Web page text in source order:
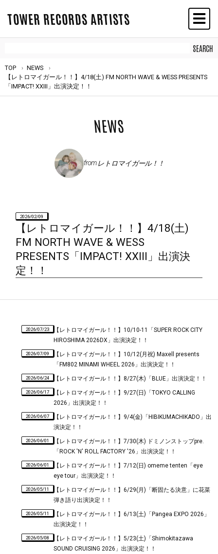
TOWER RECORDS ARTISTS
TOP
NEWS
【レトロマイガール！！】4/18(土) FM NORTH WAVE & WESS PRESENTS
「IMPACT! XXIII」出演決定！！
NEWS
from レトロマイガール！！
2026/02/09
【レトロマイガール！！】4/18(土)
FM NORTH WAVE & WESS
PRESENTS「IMPACT! XXIII」出演決
定！！
2026/07/23
【レトロマイガール！！】10/10-11「SUPER ROCK CITY
HIROSHIMA 2026DX」出演決定！！
2026/07/09
【レトロマイガール！！】10/12(月祝) Maxell presents
「FM802 MINAMI WHEEL 2026」出演決定！！
2026/06/24 【レトロマイガール！！】8/27(木)「BLUE」出演決定！！
2026/06/17
【レトロマイガール！！】9/27(日)「TOKYO CALLING
2026」出演決定！！
2026/06/07
【レトロマイガール！！】9/4(金)「HIBIKUMACHIKADO」出
演決定！！
2026/06/01
【レトロマイガール！！】7/30(木) ドミノンストップpre.
「ROCK 'N' ROLL FACTORY '26」出演決定！！
2026/06/01
【レトロマイガール！！】7/12(日) omeme tenten「eye
eye tour」出演決定！！
2026/05/11
【レトロマイガール！！】6/29(月)「断固たる決意」に花菜
弾き語り出演決定！！
2026/05/11
【レトロマイガール！！】6/13(土)「Pangea EXPO 2026」
出演決定！！
2026/05/08
【レトロマイガール！！】5/23(土)「Shimokitazawa
SOUND CRUISING 2026」出演決定！！